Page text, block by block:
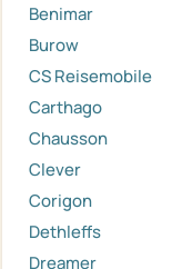
Benimar
Burow
CS Reisemobile
Carthago
Chausson
Clever
Corigon
Dethleffs
Dreamer